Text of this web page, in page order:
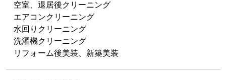
空室、退居後クリーニング
エアコンクリーニング
水回りクリーニング
洗濯機クリーニング
リフォーム後美装、新築美装